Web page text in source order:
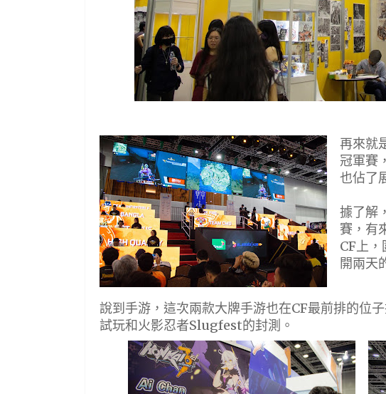
再來就
冠軍賽
也佔了
據了解
賽，有
CF上
開兩天
說到手游，這次兩款大牌手游也在CF最前排的位
試玩和火影忍者Slugfest的封測。